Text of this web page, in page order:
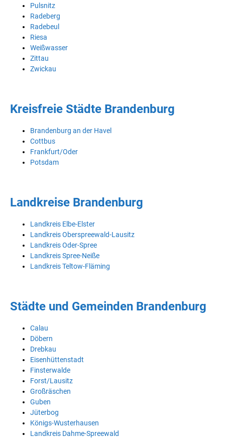
Pulsnitz
Radeberg
Radebeul
Riesa
Weißwasser
Zittau
Zwickau
Kreisfreie Städte Brandenburg
Brandenburg an der Havel
Cottbus
Frankfurt/Oder
Potsdam
Landkreise Brandenburg
Landkreis Elbe-Elster
Landkreis Oberspreewald-Lausitz
Landkreis Oder-Spree
Landkreis Spree-Neiße
Landkreis Teltow-Fläming
Städte und Gemeinden Brandenburg
Calau
Döbern
Drebkau
Eisenhüttenstadt
Finsterwalde
Forst/Lausitz
Großräschen
Guben
Jüterbog
Königs-Wusterhausen
Landkreis Dahme-Spreewald